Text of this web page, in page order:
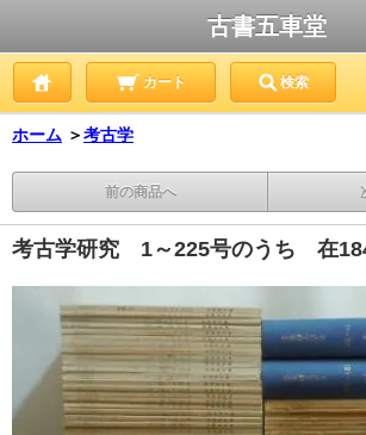
古書五車堂
カート 検索
ホーム ＞考古学
前の商品へ
考古学研究 1～225号のうち 在